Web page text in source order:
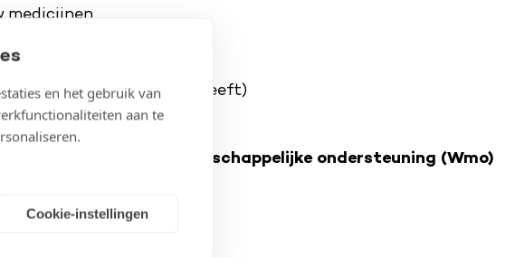
en het gebruik van
aan te
Cookie-instellingen
medicijnen
(als u kanker heeft)
bij de Wet maatschappelijke ondersteuning (Wmo)